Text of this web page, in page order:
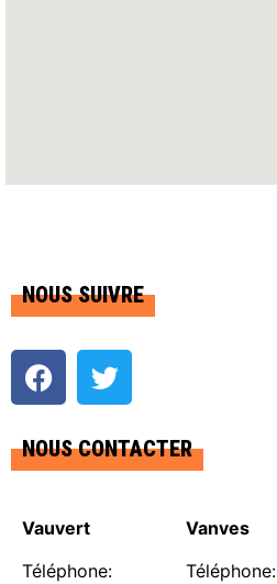
NOUS SUIVRE
NOUS CONTACTER
Vauvert
Téléphone:
Vanves
Téléphone: